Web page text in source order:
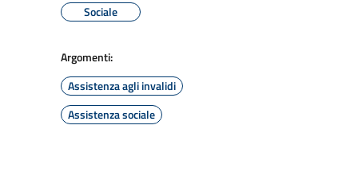
Sociale
Argomenti:
Assistenza agli invalidi
Assistenza sociale